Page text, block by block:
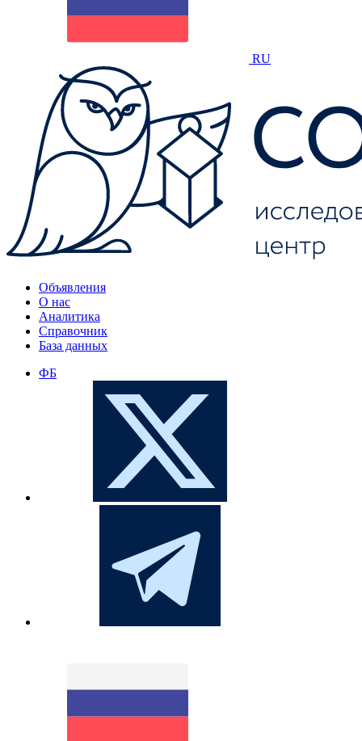
RU
Объявления
О нас
Аналитика
Справочник
База данных
ФБ